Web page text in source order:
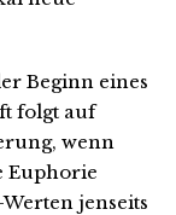
Beginn eines
folgt auf
wenn
Euphorie
jenseits